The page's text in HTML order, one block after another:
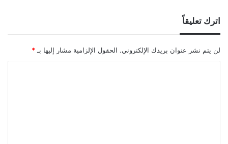
اترك تعليقاً
لن يتم نشر عنوان بريدك الإلكتروني. الحقول الإلزامية مشار إليها بـ *